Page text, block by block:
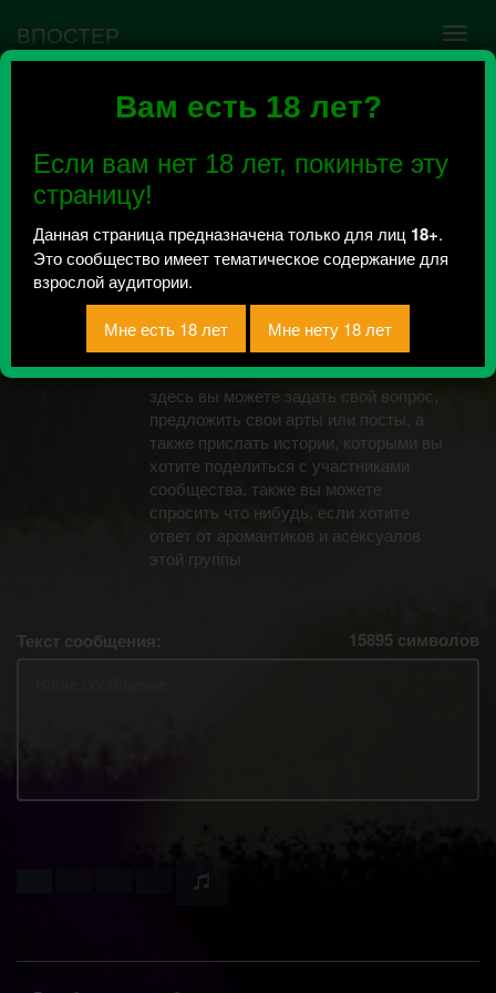
Вам есть 18 лет?
Если вам нет 18 лет, покиньте эту
страницу!
Данная страница предназначена только для лиц 18+.
Это сообщество имеет тематическое содержание для
взрослой аудитории.
ВПОСТЕР
Ошибка VK API #5
сообщества нужно авторизоваться на сервисе
повторно.
дом для аромантиков
и асексуалов
Всего 372, за сегодня 0 сообщений
отправлено
здесь вы можете задать свой вопрос,
предложить свои арты или посты, а
также прислать истории, которыми вы
хотите поделиться с участниками
сообщества. также вы можете
спросить что нибудь, если хотите
ответ от аромантиков и асексуалов
этой группы
Текст сообщения: 15895 символов